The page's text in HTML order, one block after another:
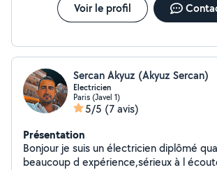
Voir le profil
Sercan Akyuz (Akyuz Sercan)
Electricien
Paris (Javel 1)
5/5 (7 avis)
Présentation
Bonjour je suis un électricien diplômé
beaucoup d expérience,sérieux à l